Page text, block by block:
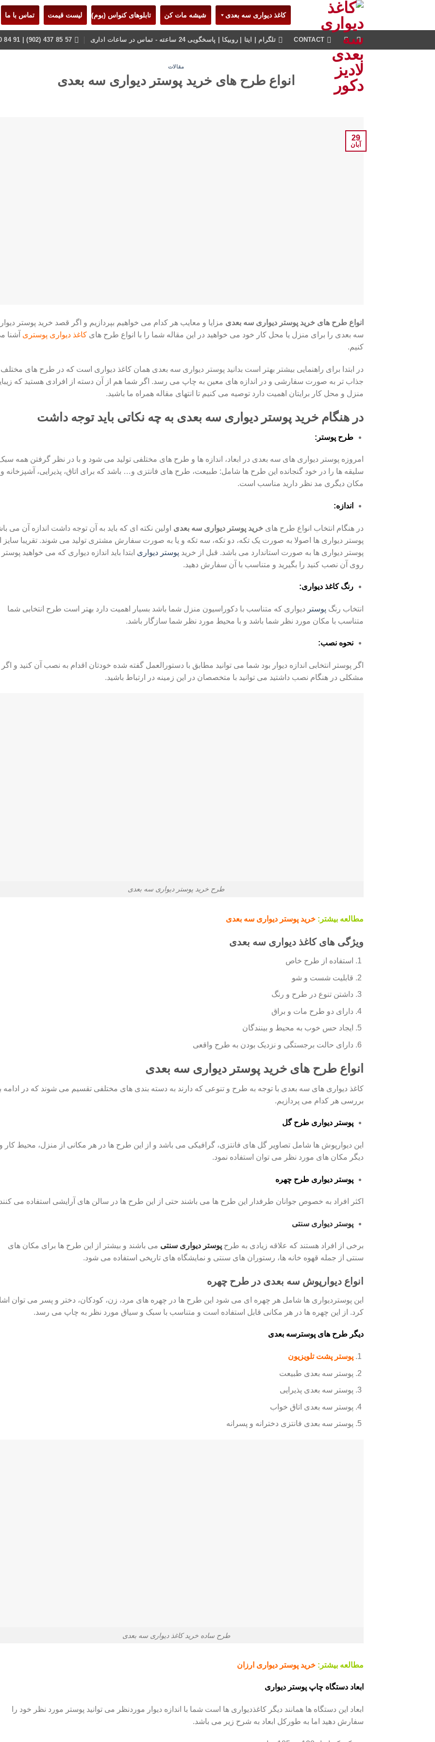
content
کاغذ دیواری سه بعدی شیشه مات کن تابلوهای کنواس (بوم) لیست قیمت تماس با ما
CONTACT تلگرام | ایتا | روبیکا | پاسخگویی 24 ساعته - تماس در ساعات اداری 57 85 437 (902) | 91 84 80 22 (021)
مقالات
انواع طرح های خرید پوستر دیواری سه بعدی
29
آبان
انواع طرح های خرید پوستر دیواری سه بعدی مزایا و معایب هر کدام می خواهیم بپردازیم و اگر قصد خرید پوستر
سه بعدی را برای منزل یا محل کار خود می خواهید در این مقاله شما را با انواع طرح های کاغذ دیواری پوستری آشنا
کنیم.
در ابتدا برای راهنمایی بیشتر بهتر است بدانید پوستر دیواری سه بعدی همان کاغذ دیواری است که در طرح های
جذاب تر به صورت سفارشی و در اندازه های معین به چاپ می رسد. اگر شما هم از آن دسته از افرادی هستید که
منزل و محل کار برایتان اهمیت دارد توصیه می کنیم تا انتهای مقاله همراه ما باشید.
در هنگام خرید پوستر دیواری سه بعدی به چه نکاتی باید توجه داشت
طرح پوستر:
امروزه پوستر دیواری های سه بعدی در ابعاد، اندازه ها و طرح های مختلفی تولید می شود و با در نظر گرفتن همه
سلیقه ها را در خود گنجانده این طرح ها شامل: طبیعت، طرح های فانتزی و… باشد که برای اتاق، پذیرایی، آشپزخانه
مکان دیگری مد نظر دارید مناسب است.
اندازه:
در هنگام انتخاب انواع طرح های خرید پوستر دیواری سه بعدی اولین نکته ای که باید به آن توجه داشت اندازه آن می
پوستر دیواری ها اصولا به صورت یک تکه، دو تکه، سه تکه و یا به صورت سفارش مشتری تولید می شوند. تقریبا سایز
پوستر دیواری ها به صورت استاندارد می باشد. قبل از خرید پوستر دیواری ابتدا باید اندازه دیواری که می خواهید پوستر
روی آن نصب کنید را بگیرید و متناسب با آن سفارش دهید.
رنگ کاغذ دیواری:
انتخاب رنگ پوستر دیواری که متناسب با دکوراسیون منزل شما باشد بسیار اهمیت دارد بهتر است طرح انتخابی شما
متناسب با مکان مورد نظر شما باشد و با محیط مورد نظر شما سازگار باشد.
نحوه نصب:
اگر پوستر انتخابی اندازه دیوار بود شما می توانید مطابق با دستورالعمل گفته شده خودتان اقدام به نصب آن کنید و اگر
مشکلی در هنگام نصب داشتید می توانید با متخصصان در این زمینه در ارتباط باشید.
طرح خرید پوستر دیواری سه بعدی
مطالعه بیشتر: خرید پوستر دیواری سه بعدی
ویژگی های کاغذ دیواری سه بعدی
استفاده از طرح خاص
قابلیت شست و شو
داشتن تنوع در طرح و رنگ
دارای دو طرح مات و براق
ایجاد حس خوب به محیط و بینندگان
دارای حالت برجستگی و نزدیک بودن به طرح واقعی
انواع طرح های خرید پوستر دیواری سه بعدی
کاغذ دیواری های سه بعدی با توجه به طرح و تنوعی که دارند به دسته بندی های مختلفی تقسیم می شوند که در ادامه
بررسی هر کدام می پردازیم.
پوستر دیواری طرح گل
این دیوارپوش ها شامل تصاویر گل های فانتزی، گرافیکی می باشد و از این طرح ها در هر مکانی از منزل، محیط کار
دیگر مکان های مورد نظر می توان استفاده نمود.
پوستر دیواری طرح چهره
اکثر افراد به خصوص جوانان طرفدار این طرح ها می باشند حتی از این طرح ها در سالن های آرایشی استفاده می
پوستر دیواری سنتی
برخی از افراد هستند که علاقه زیادی به طرح پوستر دیواری سنتی می باشند و بیشتر از این طرح ها برای مکان های
سنتی از جمله قهوه خانه ها، رستوران های سنتی و نمایشگاه های تاریخی استفاده می شود.
انواع دیوارپوش سه بعدی در طرح چهره
این پوستردیواری ها شامل هر چهره ای می شود این طرح ها در چهره های مرد، زن، کودکان، دختر و پسر می توان
کرد. از این چهره ها در هر مکانی قابل استفاده است و متناسب با سبک و سیاق مورد نظر به چاپ می رسد.
دیگر طرح های پوسترسه بعدی
پوستر پشت تلویزیون
پوستر سه بعدی طبیعت
پوستر سه بعدی پذیرایی
پوستر سه بعدی اتاق خواب
پوستر سه بعدی فانتزی دخترانه و پسرانه
طرح ساده خرید کاغذ دیواری سه بعدی
مطالعه بیشتر: خرید پوستر دیواری ارزان
ابعاد دستگاه چاپ پوستر دیواری
ابعاد این دستگاه ها همانند دیگر کاغذدیواری ها است شما با اندازه دیوار موردنظر می توانید پوستر مورد نظر خود را
سفارش دهید اما به طورکل ابعاد به شرح زیر می باشد.